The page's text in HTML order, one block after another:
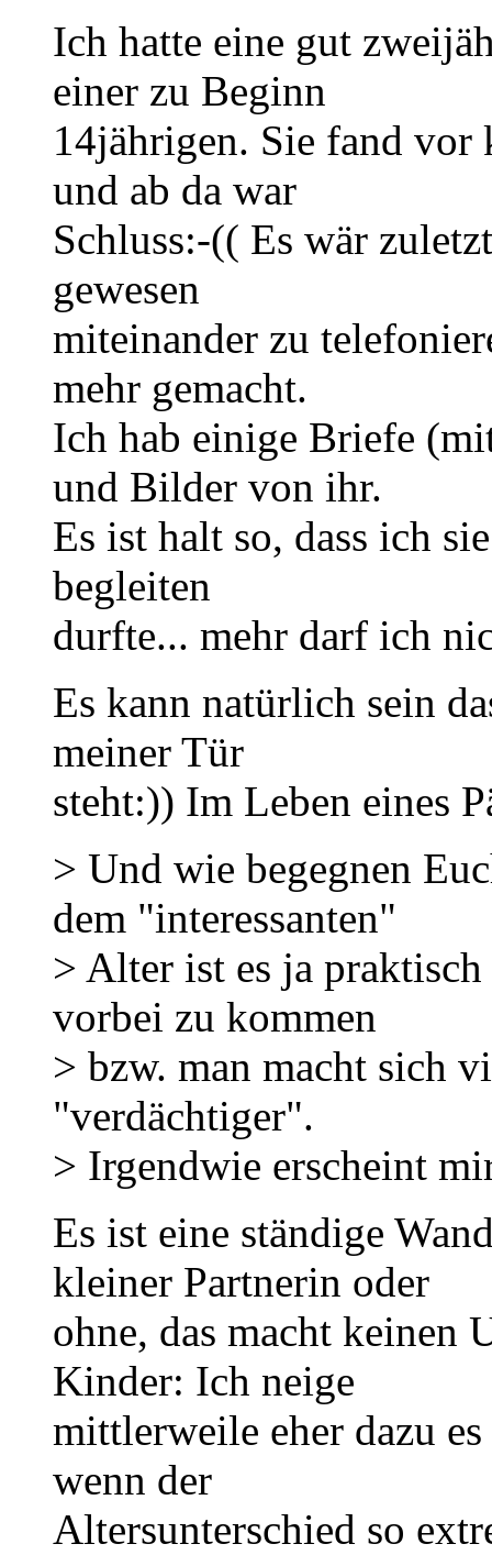
Ich hatte eine gut
einer zu Beginn
14jährigen. Sie fand vor
und ab da war
Schluss:-(( Es wär
gewesen
miteinander zu
mehr gemacht.
Ich hab einige Briefe
und Bilder von ihr.
Es ist halt so, dass ich
begleiten
durfte... mehr darf ich
Es kann natürlich sein
meiner Tür
steht:)) Im Leben eines
> Und wie begegnen
dem "interessanten"
> Alter ist es ja
vorbei zu kommen
> bzw. man macht sich
"verdächtiger".
> Irgendwie erscheint
Es ist eine ständige
kleiner Partnerin oder
ohne, das macht keinen
Kinder: Ich neige
mittlerweile eher dazu
wenn der
Altersunterschied so